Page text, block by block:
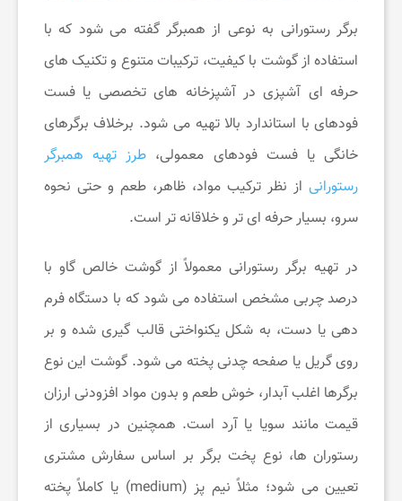
برگر رستورانی به نوعی از همبرگر گفته می‌ شود که با
استفاده از گوشت با کیفیت، ترکیبات متنوع و تکنیک ‌های
حرفه ‌ای آشپزی در آشپزخانه ‌های تخصصی یا فست
‌فودهای با استاندارد بالا تهیه می ‌شود. برخلاف برگرهای
خانگی یا فست ‌فودهای معمولی، طرز تهیه همبرگر
رستورانیاز نظر ترکیب مواد، ظاهر، طعم و حتی نحوه
سرو، بسیار حرفه ‌ای ‌تر و خلاقانه ‌تر است.
در تهیه برگر رستورانی معمولاً از گوشت خالص گاو با
درصد چربی مشخص استفاده می ‌شود که با دستگاه فرم‌
دهی یا دست، به شکل یکنواختی قالب ‌گیری شده و بر
روی گریل یا صفحه چدنی پخته می ‌شود. گوشت این نوع
برگرها اغلب آبدار، خوش ‌طعم و بدون مواد افزودنی ارزان
‌قیمت مانند سویا یا آرد است. همچنین در بسیاری از
رستوران‌ ها، نوع پخت برگر بر اساس سفارش مشتری
تعیین می ‌شود؛ مثلاً نیم‌ پز (medium) یا کاملاً پخته